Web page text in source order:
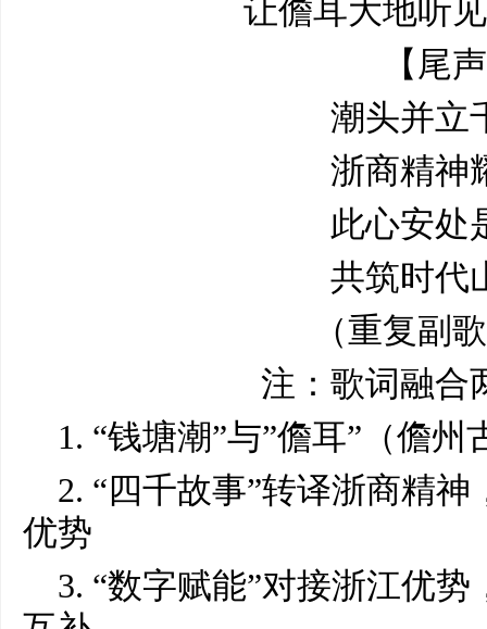
让儋耳大地听
【尾
潮头并立
浙商精神
此心安处
共筑时代
（重复副
注：歌词融合
1. “钱塘潮”与”儋耳”（儋
2. “四千故事”转译浙商精
优势
3. “数字赋能”对接浙江优